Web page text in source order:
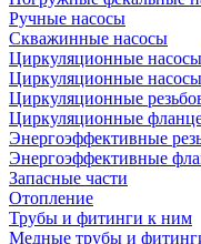
Ручные насосы
Скважинные насосы
Циркуляционные
Циркуляционные
Циркуляционные
Циркуляционные
Энергоэффективные
Энергоэффективные
Запасные части
Отопление
Трубы и фитинги к ним
Медные трубы и